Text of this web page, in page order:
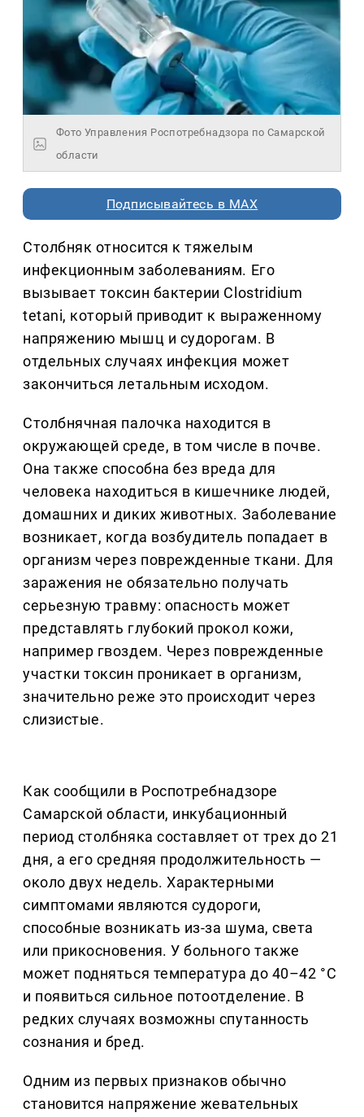
Фото Управления Роспотребнадзора по Самарской
области
Подписывайтесь в MAX
Столбняк относится к тяжелым
инфекционным заболеваниям. Его
вызывает токсин бактерии Clostridium
tetani, который приводит к выраженному
напряжению мышц и судорогам. В
отдельных случаях инфекция может
закончиться летальным исходом.
Столбнячная палочка находится в
окружающей среде, в том числе в почве.
Она также способна без вреда для
человека находиться в кишечнике людей,
домашних и диких животных. Заболевание
возникает, когда возбудитель попадает в
организм через поврежденные ткани. Для
заражения не обязательно получать
серьезную травму: опасность может
представлять глубокий прокол кожи,
например гвоздем. Через поврежденные
участки токсин проникает в организм,
значительно реже это происходит через
слизистые.
Как сообщили в Роспотребнадзоре
Самарской области, инкубационный
период столбняка составляет от трех до 21
дня, а его средняя продолжительность —
около двух недель. Характерными
симптомами являются судороги,
способные возникать из-за шума, света
или прикосновения. У больного также
может подняться температура до 40–42 °С
и появиться сильное потоотделение. В
редких случаях возможны спутанность
сознания и бред.
Одним из первых признаков обычно
становится напряжение жевательных